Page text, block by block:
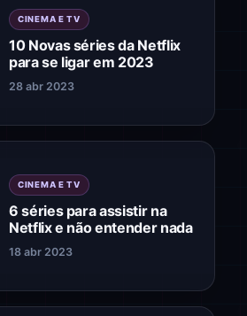
CINEMA E TV
10 Novas séries da Netflix
para se ligar em 2023
28 abr 2023
CINEMA E TV
6 séries para assistir na
Netflix e não entender nada
18 abr 2023